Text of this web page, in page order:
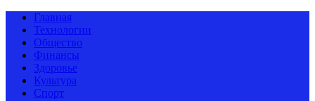
Главная
Технологии
Общество
Финансы
Здоровье
Культура
Спорт